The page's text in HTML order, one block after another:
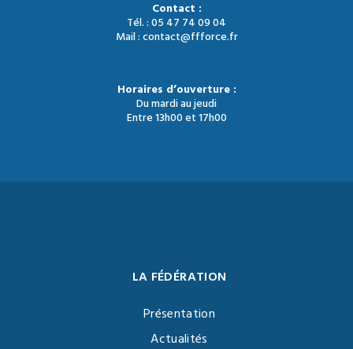
Contact :
Tél. : 05 47 74 09 04
Mail : contact@ffforce.fr
Horaires d’ouverture :
Du mardi au jeudi
Entre 13h00 et 17h00
LA FÉDÉRATION
Présentation
Actualités